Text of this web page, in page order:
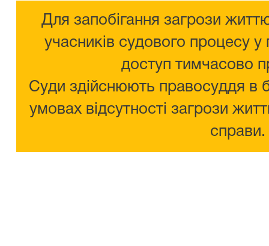
Для запобігання загрози
учасників судового процесу у
доступ тимчасово
Суди здійснюють правосуддя в
умовах відсутності загрози
справи.